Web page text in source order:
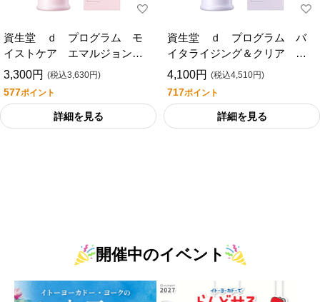
資生堂 ｄ プログラム モ
イストケア エマルジョン
ＥＸ
3,300円 (税込3,630円)
577ポイント
詳細を見る
資生堂 ｄ プログラム バ
イタライジング＆クリア エ
マルジョン ＥＸ
4,100円 (税込4,510円)
717ポイント
詳細を見る
開催中のイベント